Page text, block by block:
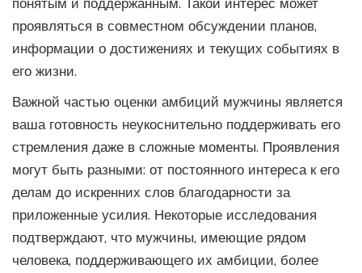
понятым и поддержанным. Такой интерес может
проявляться в совместном обсуждении планов,
информации о достижениях и текущих событиях в
его жизни.
Важной частью оценки амбиций мужчины является
ваша готовность неукоснительно поддерживать его
стремления даже в сложные моменты. Проявления
могут быть разными: от постоянного интереса к его
делам до искренних слов благодарности за
приложенные усилия. Некоторые исследования
подтверждают, что мужчины, имеющие рядом
человека, поддерживающего их амбиции, более